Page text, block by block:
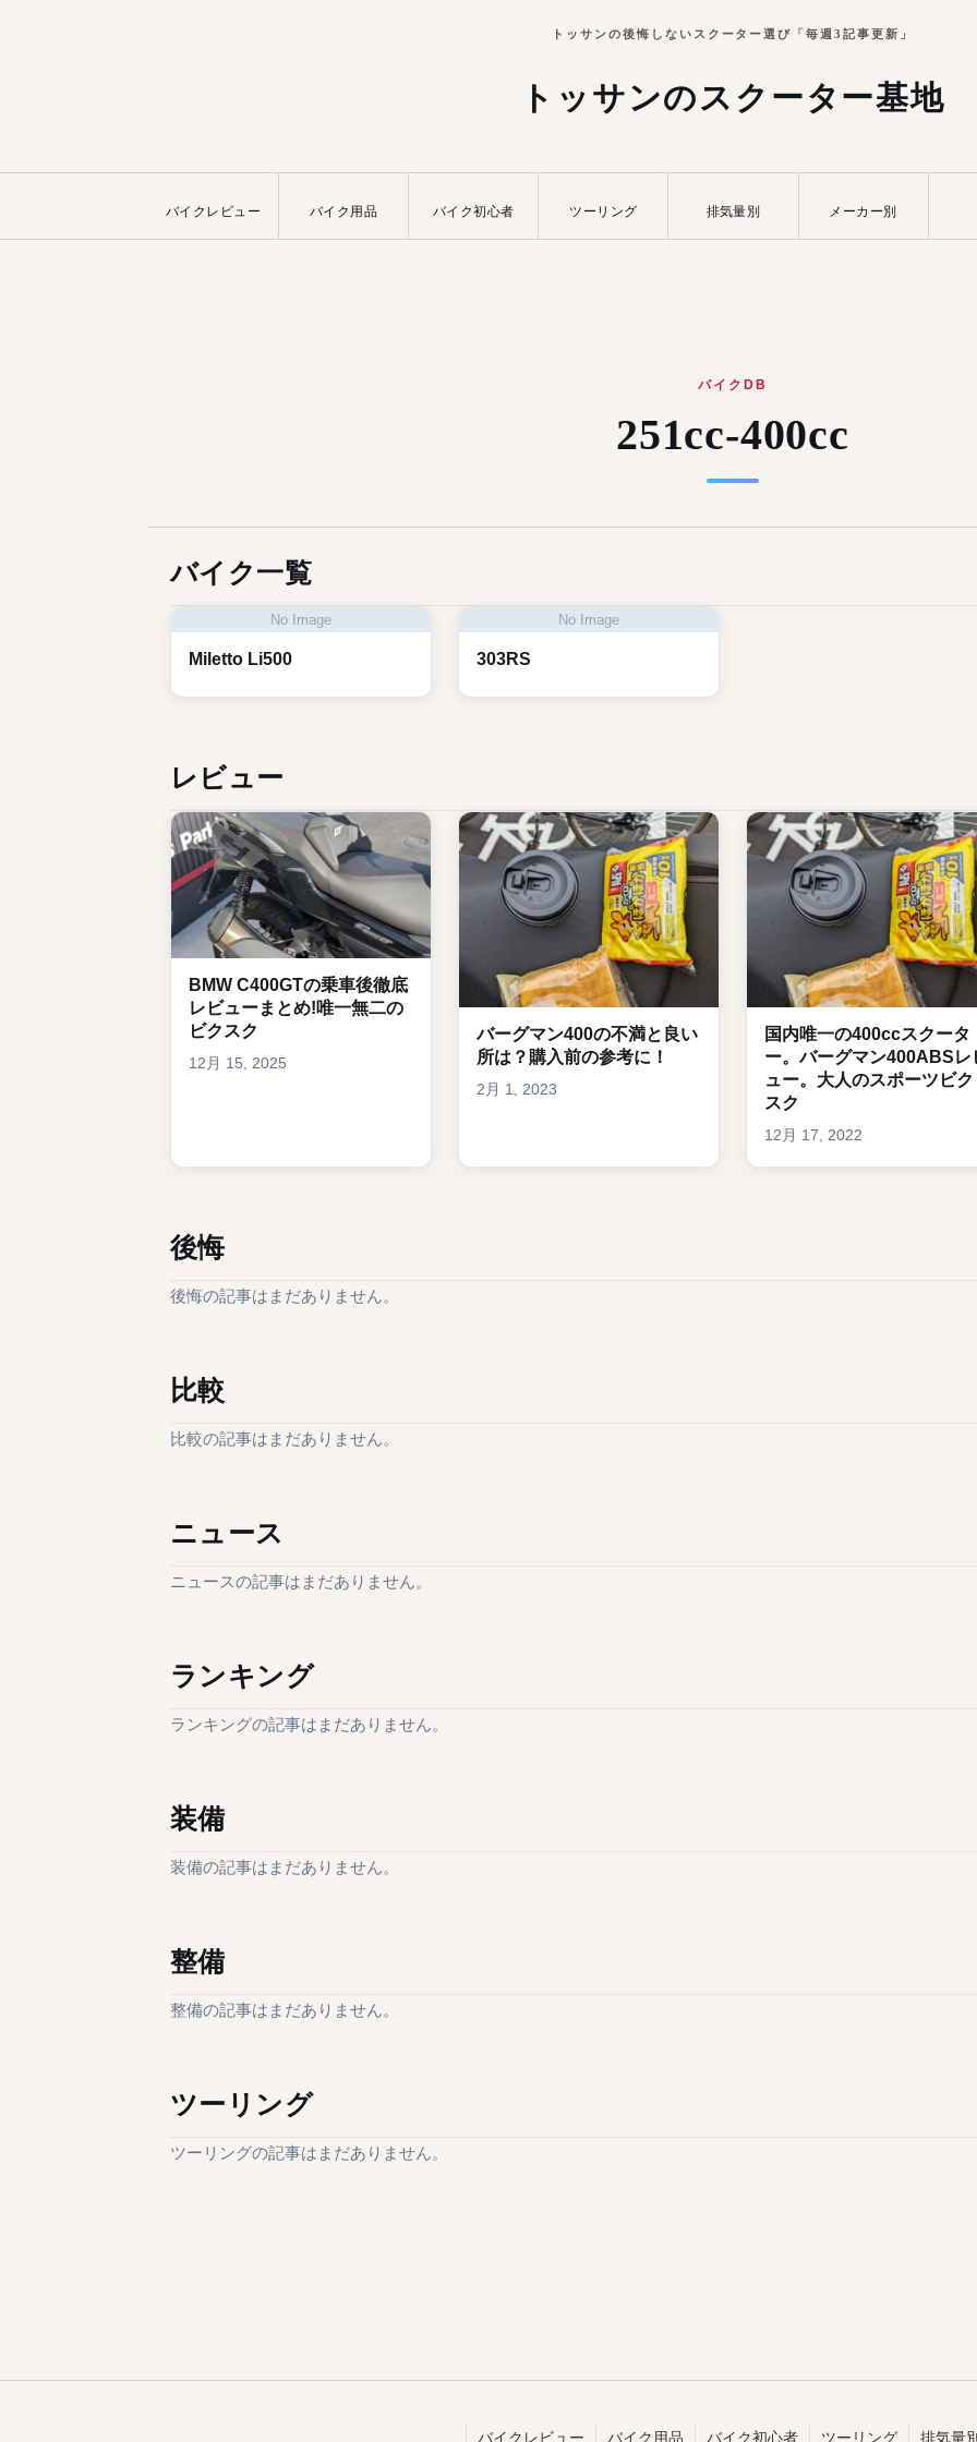
トッサンの後悔しないスクーター選び「毎週3記事更新」
トッサンのスクーター基地
バイクレビュー バイク用品 バイク初心者 ツーリング 排気量別 メーカー別
バイクDB
251cc-400cc
バイク一覧
No Image
Miletto Li500
No Image
303RS
レビュー
BMW C400GTの乗車後徹底
レビューまとめ!唯一無二の
ビクスク
12月 15, 2025
バーグマン400の不満と良い
所は？購入前の参考に！
2月 1, 2023
国内唯一の400ccスクータ
ー。バーグマン400ABSレ
ュー。大人のスポーツビク
スク
12月 17, 2022
後悔
後悔の記事はまだありません。
比較
比較の記事はまだありません。
ニュース
ニュースの記事はまだありません。
ランキング
ランキングの記事はまだありません。
装備
装備の記事はまだありません。
整備
整備の記事はまだありません。
ツーリング
ツーリングの記事はまだありません。
バイクレビュー バイク用品 バイク初心者 ツーリング 排気量